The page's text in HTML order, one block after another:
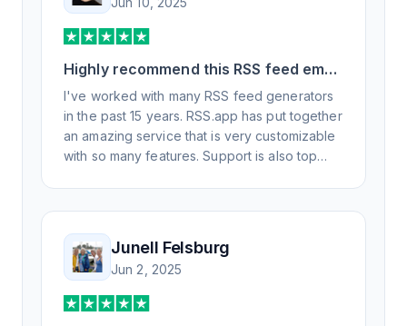
Highly recommend this RSS feed email
/ widget generator service.
I've worked with many RSS feed generators
in the past 15 years. RSS.app has put together
an amazing service that is very customizable
with so many features. Support is also top
professionally. Highly recommend for all your
RSS feed needs. Our trucking news hub
website couldn't work without it. Thank you.
Junell Felsburg
Jun 2, 2025